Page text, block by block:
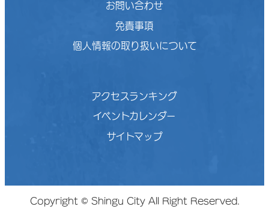
お問い合わせ
免責事項
個人情報の取り扱いについて
アクセスランキング
イベントカレンダー
サイトマップ
Copyright © Shingu City All Right Reserved.